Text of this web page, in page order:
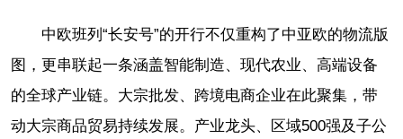
中欧班列“长安号”的开行不仅重构了中亚欧的物流版
图，更串联起一条涵盖智能制造、现代农业、高端设备
的全球产业链。大宗批发、跨境电商企业在此聚集，带
动大宗商品贸易持续发展。产业龙头、区域500强及子公